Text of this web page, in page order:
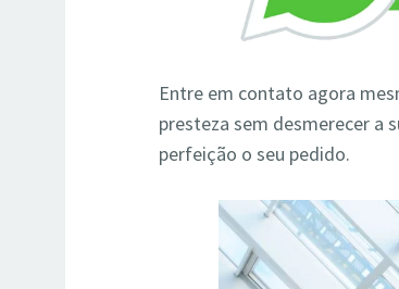
Entre em contato agora
presteza sem desmerecer a
perfeição o seu pedido.